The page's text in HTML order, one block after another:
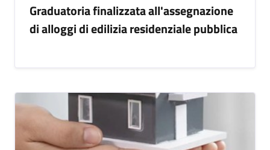
Graduatoria finalizzata all'assegnazione
di alloggi di edilizia residenziale pubblica